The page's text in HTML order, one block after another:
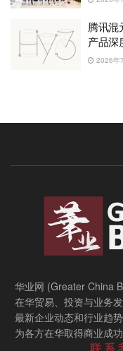
腾讯混
产品深
2026年
华业网 (Greater China
在华贸易、投资与业务
最新企业动态和行业趋
为各方在华取得商业成
联 系